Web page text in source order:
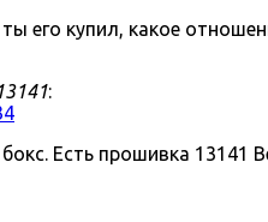
ты его купил, какое
:
Есть прошивка